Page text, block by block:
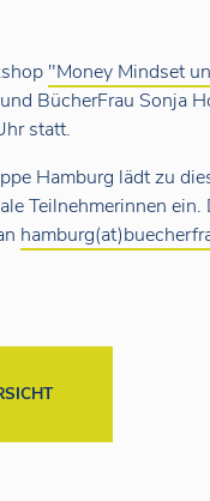
"Money Mindset
BücherFrau Sonja
statt.
Hamburg lädt zu
Teilnehmerinnen